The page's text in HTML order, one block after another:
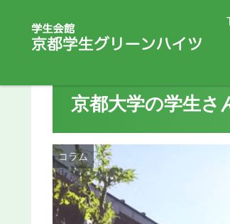
京都大学の学生
コラム